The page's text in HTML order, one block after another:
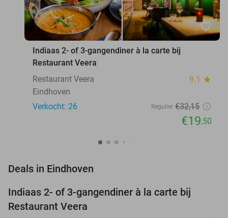
favorite_border
Indiaas 2- of 3-gangendiner à la carte bij
Restaurant Veera
Restaurant Veera
9.1 star
Eindhoven
Verkocht: 26
Regulier €32,15
€19,50
Deals in Eindhoven
TODAY
Indiaas 2- of 3-gangendiner à la carte bij
Restaurant Veera